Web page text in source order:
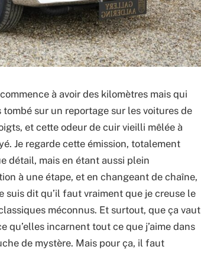
à avoir des kilomètres mais qui
sur un reportage sur les voitures de
et cette odeur de cuir vieilli mêlée à
Je regarde cette émission, totalement
détail, mais en étant aussi plein
à une étape, et en changeant de chaîne,
suis dit qu’il faut vraiment que je creuse le
méconnus. Et surtout, que ça vaut
qu’elles incarnent tout ce que j’aime dans
de mystère. Mais pour ça, il faut